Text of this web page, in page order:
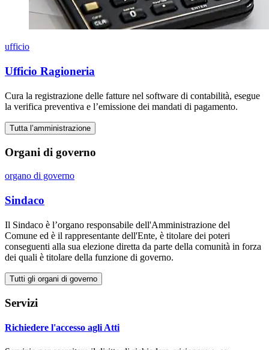
ufficio
Ufficio Ragioneria
Cura la registrazione delle fatture nel software di contabilità, esegue
la verifica preventiva e l’emissione dei mandati di pagamento.
Tutta l’amministrazione
Organi di governo
organo di governo
Sindaco
Il Sindaco è l’organo responsabile dell'Amministrazione del
Comune ed è il rappresentante dell'Ente, è titolare dei poteri
conseguenti alla sua elezione diretta da parte della comunità in forza
dei quali è titolare della funzione di governo.
Tutti gli organi di governo
Servizi
Richiedere l'accesso agli Atti